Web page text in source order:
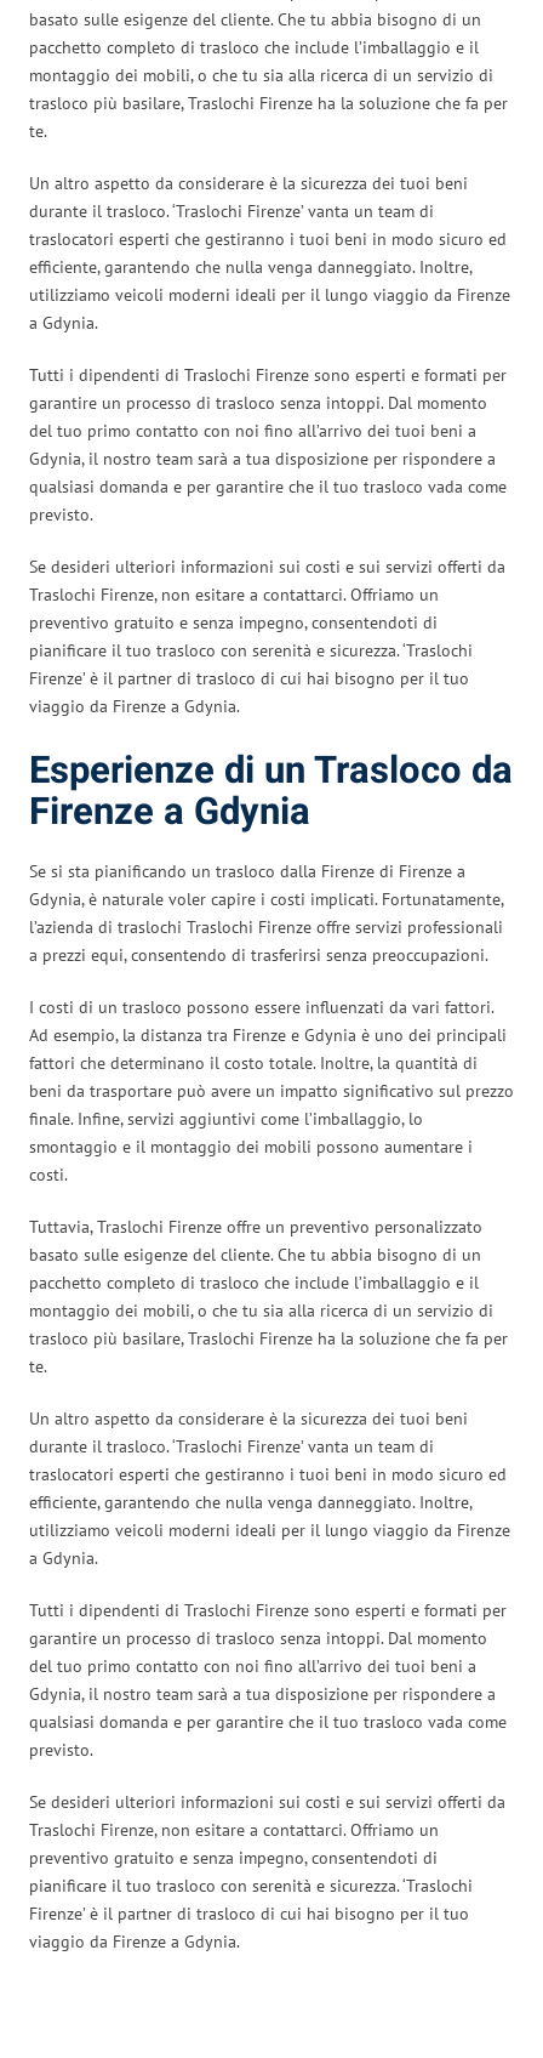
basato sulle esigenze del cliente. Che tu abbia bisogno di un
pacchetto completo di trasloco che include l’imballaggio e il
montaggio dei mobili, o che tu sia alla ricerca di un servizio di
trasloco più basilare, Traslochi Firenze ha la soluzione che fa per
te.
Un altro aspetto da considerare è la sicurezza dei tuoi beni
durante il trasloco. ‘Traslochi Firenze’ vanta un team di
traslocatori esperti che gestiranno i tuoi beni in modo sicuro ed
efficiente, garantendo che nulla venga danneggiato. Inoltre,
utilizziamo veicoli moderni ideali per il lungo viaggio da Firenze
a Gdynia.
Tutti i dipendenti di Traslochi Firenze sono esperti e formati per
garantire un processo di trasloco senza intoppi. Dal momento
del tuo primo contatto con noi fino all’arrivo dei tuoi beni a
Gdynia, il nostro team sarà a tua disposizione per rispondere a
qualsiasi domanda e per garantire che il tuo trasloco vada come
previsto.
Se desideri ulteriori informazioni sui costi e sui servizi offerti da
Traslochi Firenze, non esitare a contattarci. Offriamo un
preventivo gratuito e senza impegno, consentendoti di
pianificare il tuo trasloco con serenità e sicurezza. ‘Traslochi
Firenze’ è il partner di trasloco di cui hai bisogno per il tuo
viaggio da Firenze a Gdynia.
Esperienze di un Trasloco da
Firenze a Gdynia
Se si sta pianificando un trasloco dalla Firenze di Firenze a
Gdynia, è naturale voler capire i costi implicati. Fortunatamente,
l’azienda di traslochi Traslochi Firenze offre servizi professionali
a prezzi equi, consentendo di trasferirsi senza preoccupazioni.
I costi di un trasloco possono essere influenzati da vari fattori.
Ad esempio, la distanza tra Firenze e Gdynia è uno dei principali
fattori che determinano il costo totale. Inoltre, la quantità di
beni da trasportare può avere un impatto significativo sul prezzo
finale. Infine, servizi aggiuntivi come l’imballaggio, lo
smontaggio e il montaggio dei mobili possono aumentare i
costi.
Tuttavia, Traslochi Firenze offre un preventivo personalizzato
basato sulle esigenze del cliente. Che tu abbia bisogno di un
pacchetto completo di trasloco che include l’imballaggio e il
montaggio dei mobili, o che tu sia alla ricerca di un servizio di
trasloco più basilare, Traslochi Firenze ha la soluzione che fa per
te.
Un altro aspetto da considerare è la sicurezza dei tuoi beni
durante il trasloco. ‘Traslochi Firenze’ vanta un team di
traslocatori esperti che gestiranno i tuoi beni in modo sicuro ed
efficiente, garantendo che nulla venga danneggiato. Inoltre,
utilizziamo veicoli moderni ideali per il lungo viaggio da Firenze
a Gdynia.
Tutti i dipendenti di Traslochi Firenze sono esperti e formati per
garantire un processo di trasloco senza intoppi. Dal momento
del tuo primo contatto con noi fino all’arrivo dei tuoi beni a
Gdynia, il nostro team sarà a tua disposizione per rispondere a
qualsiasi domanda e per garantire che il tuo trasloco vada come
previsto.
Se desideri ulteriori informazioni sui costi e sui servizi offerti da
Traslochi Firenze, non esitare a contattarci. Offriamo un
preventivo gratuito e senza impegno, consentendoti di
pianificare il tuo trasloco con serenità e sicurezza. ‘Traslochi
Firenze’ è il partner di trasloco di cui hai bisogno per il tuo
viaggio da Firenze a Gdynia.